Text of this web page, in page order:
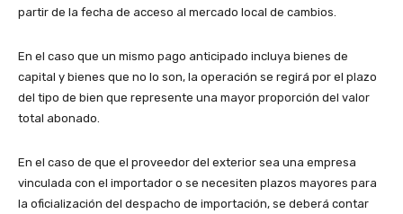
partir de la fecha de acceso al mercado local de cambios.
En el caso que un mismo pago anticipado incluya bienes de
capital y bienes que no lo son, la operación se regirá por el plazo
del tipo de bien que represente una mayor proporción del valor
total abonado.
En el caso de que el proveedor del exterior sea una empresa
vinculada con el importador o se necesiten plazos mayores para
la oficialización del despacho de importación, se deberá contar